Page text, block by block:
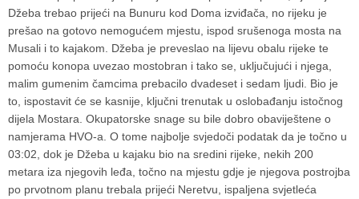
Džeba trebao prijeći na Bunuru kod Doma izviđača, no rijeku je
prešao na gotovo nemogućem mjestu, ispod srušenoga mosta na
Musali i to kajakom. Džeba je preveslao na lijevu obalu rijeke te
pomoću konopa uvezao mostobran i tako se, uključujući i njega,
malim gumenim čamcima prebacilo dvadeset i sedam ljudi. Bio je
to, ispostavit će se kasnije, ključni trenutak u oslobađanju istočnog
dijela Mostara. Okupatorske snage su bile dobro obaviještene o
namjerama HVO-a. O tome najbolje svjedoči podatak da je točno u
03:02, dok je Džeba u kajaku bio na sredini rijeke, nekih 200
metara iza njegovih leđa, točno na mjestu gdje je njegova postrojba
po prvotnom planu trebala prijeći Neretvu, ispaljena svjetleća